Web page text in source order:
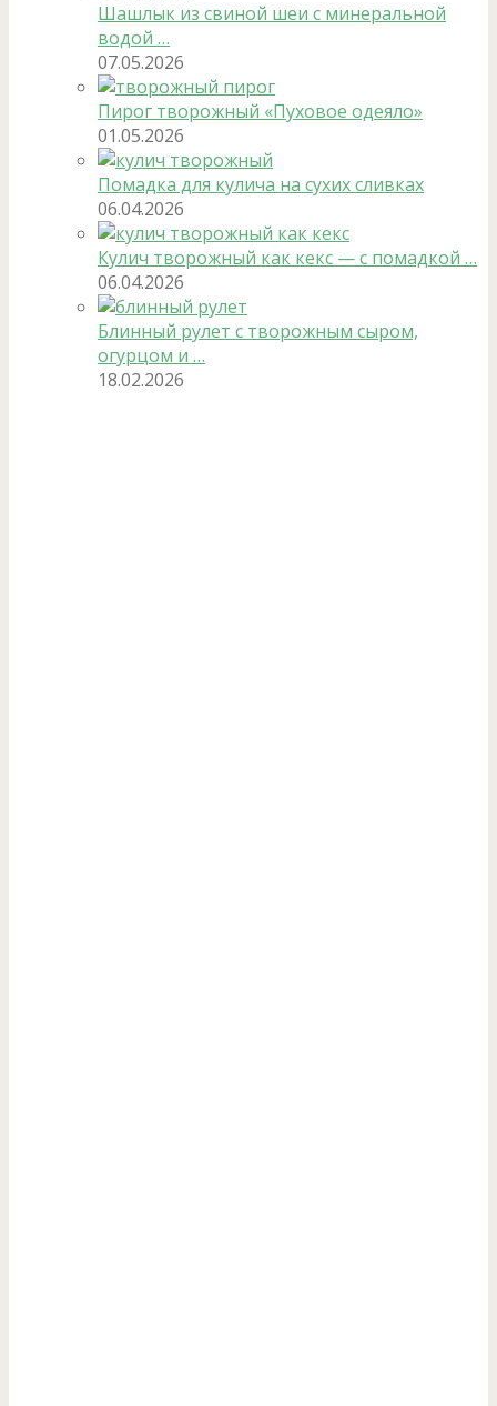
Шашлык из свиной шеи с минеральной
водой …
07.05.2026
Пирог творожный «Пуховое одеяло»
01.05.2026
Помадка для кулича на сухих сливках
06.04.2026
Кулич творожный как кекс — с помадкой …
06.04.2026
Блинный рулет с творожным сыром,
огурцом и …
18.02.2026